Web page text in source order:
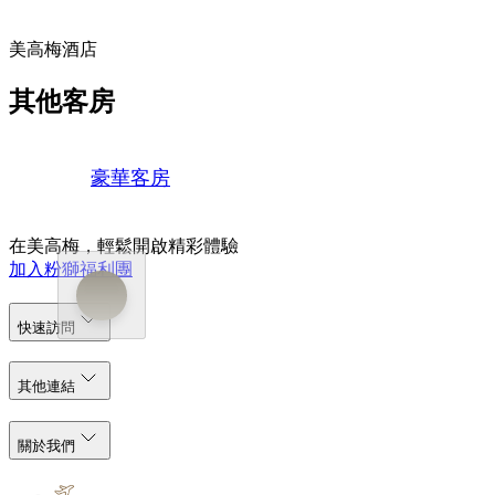
美高梅酒店
其他客房
豪華客房
在美高梅，輕鬆開啟精彩體驗
加入粉獅福利團
快速訪問
其他連結
關於我們